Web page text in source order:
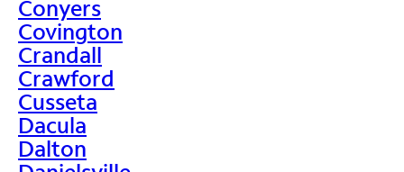
Conyers
Covington
Crandall
Crawford
Cusseta
Dacula
Dalton